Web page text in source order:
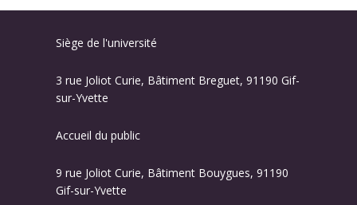
Siège de l'université
3 rue Joliot Curie, Bâtiment Breguet, 91190 Gif-
sur-Yvette
Accueil du public
9 rue Joliot Curie, Bâtiment Bouygues, 91190
Gif-sur-Yvette